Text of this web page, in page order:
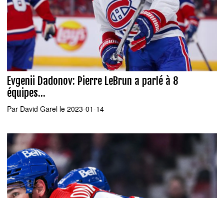
Evgenii Dadonov: Pierre LeBrun a parlé à 8
équipes...
Par David Garel le 2023-01-14